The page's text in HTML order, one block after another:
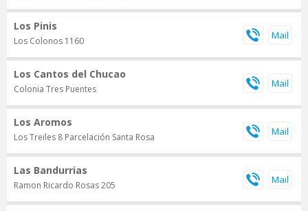
Los Pinis
Los Colonos 1160
Los Cantos del Chucao
Colonia Tres Puentes
Los Aromos
Los Treiles 8 Parcelación Santa Rosa
Las Bandurrias
Ramon Ricardo Rosas 205